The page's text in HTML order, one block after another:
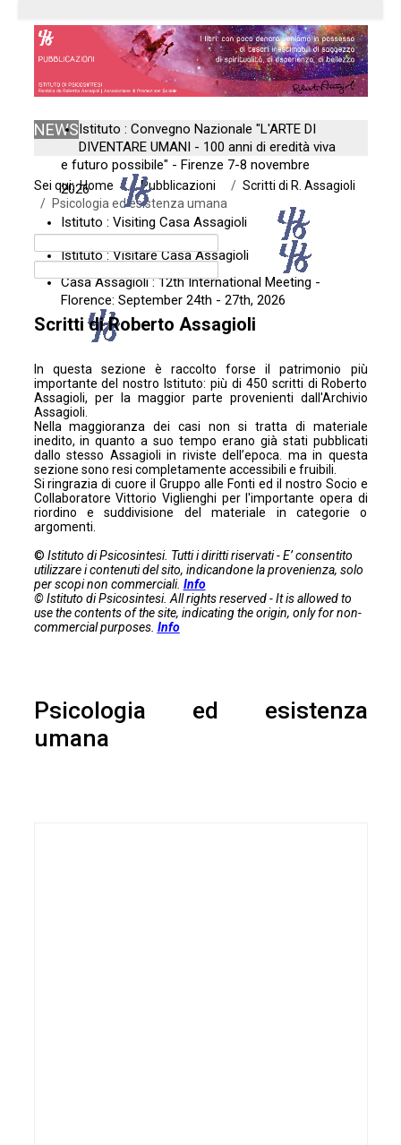
NEWSIstituto : Convegno Nazionale "L'ARTE DI
DIVENTARE UMANI - 100 anni di eredità viva
e futuro possibile" - Firenze 7-8 novembre
2026
Istituto : Visiting Casa Assagioli
Istituto : Visitare Casa Assagioli
Casa Assagioli : 12th International Meeting -
Florence: September 24th - 27th, 2026
Sei qui:Home Pubblicazioni
Scritti di R. Assagioli
Psicologia ed esistenza umana
Scritti di Roberto Assagioli
In questa sezione è raccolto forse il patrimonio più
importante del nostro Istituto: più di 450 scritti di Roberto
Assagioli, per la maggior parte provenienti dall'Archivio
Assagioli
Nella maggioranza dei casi non si tratta di materiale
inedito, in quanto a suo tempo erano già stati pubblicati
dallo stesso Assagioli in riviste dell’epoca. ma in questa
sezione sono resi completamente accessibili e fruibili.
Si ringrazia di cuore il Gruppo alle Fonti ed il nostro Socio e
Collaboratore Vittorio Viglienghi per l'importante opera di
riordino e suddivisione del materiale in categorie o
argomenti.
© Istituto di Psicosintesi. Tutti i diritti riservati - E’ consentito
utilizzare i contenuti del sito, indicandone la provenienza, solo
per scopi non commerciali. Info
© Istituto di Psicosintesi. All rights reserved - It is allowed to
use the contents of the site, indicating the origin, only for non-
commercial purposes. Info
Psicologia ed esistenza
umana